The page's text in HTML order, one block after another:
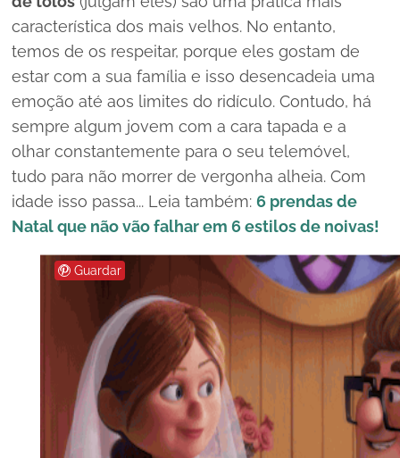
característica dos mais velhos. No entanto,
temos de os respeitar, porque eles gostam de
estar com a sua família e isso desencadeia uma
emoção até aos limites do ridículo. Contudo, há
sempre algum jovem com a cara tapada e a
olhar constantemente para o seu telemóvel,
tudo para não morrer de vergonha alheia. Com
idade isso passa... Leia também: 6 prendas de
Natal que não vão falhar em 6 estilos de noivas!
Guardar